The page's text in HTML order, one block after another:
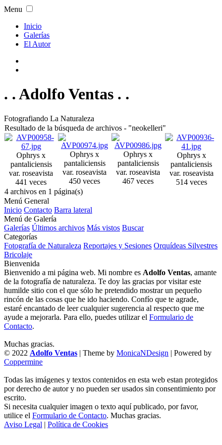
Menu
Inicio
Galerías
El Autor
. . Adolfo Ventas . .
Fotografiando La Naturaleza
Resultado de la búsqueda de archivos - "neokelleri"
Ophrys x
pantaliciensis
var. roseavista
441 veces
Ophrys x
pantaliciensis
var. roseavista
450 veces
Ophrys x
pantaliciensis
var. roseavista
467 veces
Ophrys x
pantaliciensis
var. roseavista
514 veces
4 archivos en 1 página(s)
Menú General
Inicio Contacto Barra lateral
Menú de Galería
Galerías Últimos archivos Más vistos Buscar
Categorías
Fotografía de Naturaleza Reportajes y Sesiones Orquídeas Silvestres
Bricolaje
Bienvenida
Bienvenido a mi página web. Mi nombre es Adolfo Ventas, amante
de la fotografía de naturaleza. Te doy las gracias por visitar este
humilde sitio con el que sólo he pretendido mostrar un pequeño
rincón de las cosas que he ido haciendo. Confío que te agrade,
estaré encantado de leer cualquier sugerencia al respecto que me
ayude a mejorarla. Para ello, puedes utilizar el Formulario de
Contacto.
Muchas gracias.
© 2022 Adolfo Ventas | Theme by MonicaNDesign | Powered by
Coppermine
Todas las imágenes y textos contenidos en esta web estan protegidos
por derecho de autor y no pueden ser usados sin consentimiento por
escrito.
Si necesita cualquier imagen o texto aquí publicado, por favor,
utilice el Formulario de Contacto. Muchas gracias.
Aviso Legal | Política de Cookies